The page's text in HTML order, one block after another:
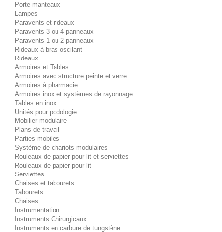
Porte-manteaux
Lampes
Paravents et rideaux
Paravents 3 ou 4 panneaux
Paravents 1 ou 2 panneaux
Rideaux à bras oscilant
Rideaux
Armoires et Tables
Armoires avec structure peinte et verre
Armoires à pharmacie
Armoires inox et systèmes de rayonnage
Tables en inox
Unités pour podologie
Mobilier modulaire
Plans de travail
Parties mobiles
Système de chariots modulaires
Rouleaux de papier pour lit et serviettes
Rouleaux de papier pour lit
Serviettes
Chaises et tabourets
Tabourets
Chaises
Instrumentation
Instruments Chirurgicaux
Instruments en carbure de tungstène